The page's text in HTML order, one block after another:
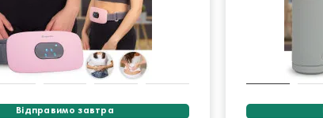
Відправимо завтра